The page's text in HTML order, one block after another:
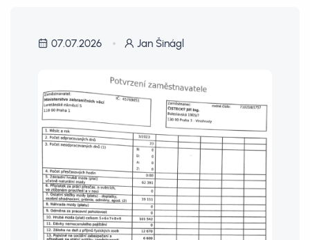
07.07.2026 Jan Šinágl